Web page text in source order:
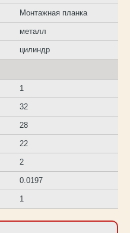
Монтажная планка
металл
цилиндр
1
32
28
22
2
0.0197
1